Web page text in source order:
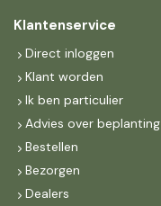
Klantenservice
Direct inloggen
Klant worden
Ik ben particulier
Advies over beplanting
Bestellen
Bezorgen
Dealers